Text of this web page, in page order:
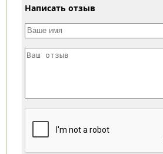
Написать отзыв